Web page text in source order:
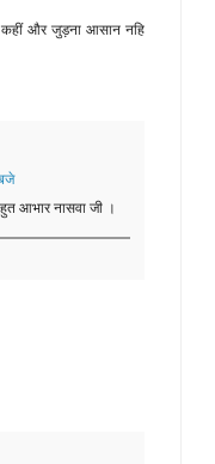
कहीं और जुड़ना आसान नहि
आभार नासवा जी ।